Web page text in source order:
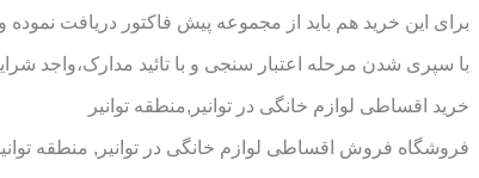
برای این خرید هم باید از مجموعه پیش فاکتور دریافت
با سپری شدن مرحله اعتبار سنجی و با تائید مدارک،واجد
خرید اقساطی لوازم خانگی در توانیر,منطقه توانیر
فروشگاه فروش اقساطی لوازم خانگی در توانیر, منطقه